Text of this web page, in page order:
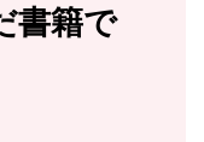
書籍で